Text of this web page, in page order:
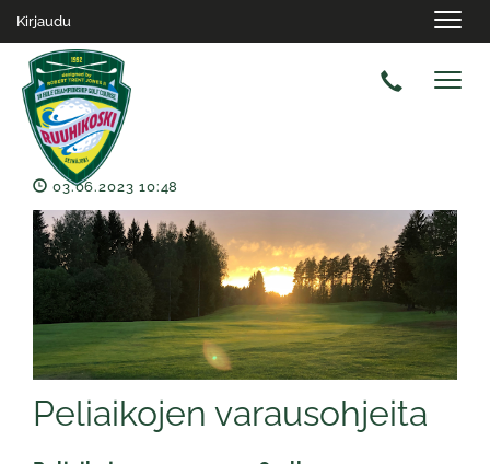
Kirjaudu
03.06.2023 10:48
Peliaikojen varausohjeita